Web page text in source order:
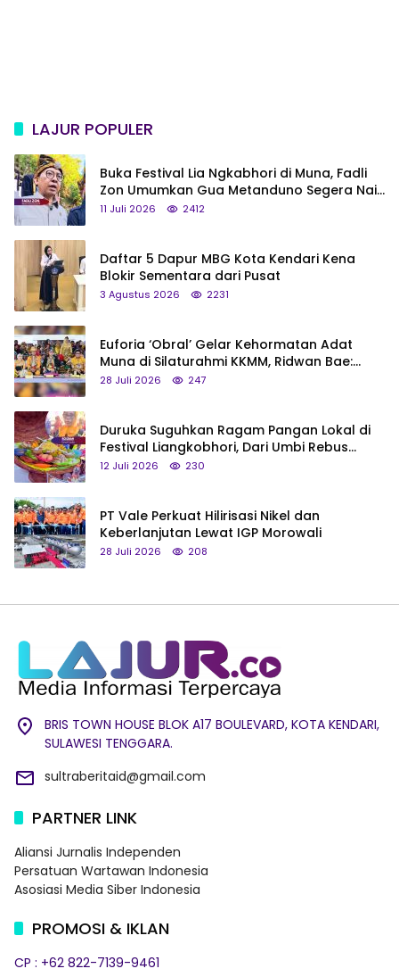
LAJUR POPULER
Buka Festival Lia Ngkabhori di Muna, Fadli
Zon Umumkan Gua Metanduno Segera Naik
Status Jadi Cagar Budaya Nasional
11 Juli 2026 2412
Daftar 5 Dapur MBG Kota Kendari Kena
Blokir Sementara dari Pusat
3 Agustus 2026 2231
Euforia ‘Obral’ Gelar Kehormatan Adat
Muna di Silaturahmi KKMM, Ridwan Bae:
Saya Bukan Tipe Begitu, Belum Pantas!
28 Juli 2026 247
Duruka Suguhkan Ragam Pangan Lokal di
Festival Liangkobhori, Dari Umbi Rebus
hingga Tumpeng Beras Muna
12 Juli 2026 230
PT Vale Perkuat Hilirisasi Nikel dan
Keberlanjutan Lewat IGP Morowali
28 Juli 2026 208
BRIS TOWN HOUSE BLOK A17 BOULEVARD, KOTA KENDARI,
SULAWESI TENGGARA.
sultraberitaid@gmail.com
PARTNER LINK
Aliansi Jurnalis Independen
Persatuan Wartawan Indonesia
Asosiasi Media Siber Indonesia
PROMOSI & IKLAN
CP : +62 822-7139-9461